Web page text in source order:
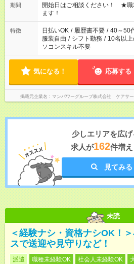
週40時間超の就業はご案内でき
間以上勤務は社会保険への加入
（日雇い派遣の原則禁止）によ
案内が難しい場合があります
期間
開始日はご相談ください！ ★職
ます！
特徴 日払いOK / 履歴書不要 / 40～50
服装自由 / シフト勤務 / 10名以
ソコンスキル不要
気になる！ 応募する
掲載元企業名 マンパワーグループ株式会社 ケアサ
少しエリアを広げ
求人が162件増え
見てみる
未読
＜経験ナシ・資格ナシOK！
スで送迎や見守りなど！
派遣 職種未経験OK 社会人未経験OK